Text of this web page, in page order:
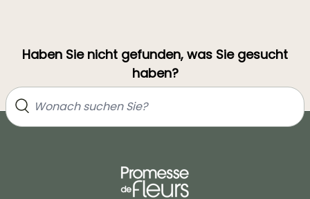
Haben Sie nicht gefunden, was Sie gesucht
haben?